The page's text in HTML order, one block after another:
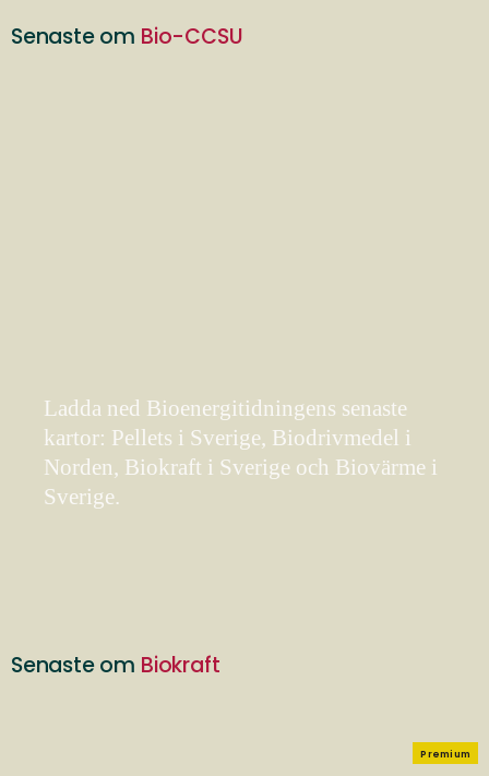
Senaste om Bio-CCSU
Ladda ned Bioenergitidningens senaste
kartor: Pellets i Sverige, Biodrivmedel i
Norden, Biokraft i Sverige och Biovärme i
Sverige.
Senaste om Biokraft
Premium